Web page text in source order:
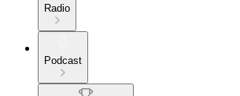
Radio
Podcast